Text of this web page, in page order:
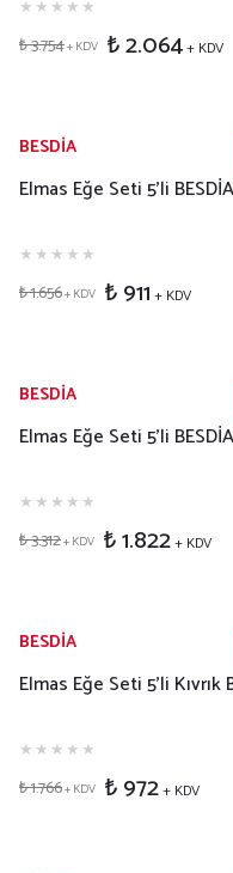
₺ 3.754+ KDV ₺ 2.064+ KDV
BESDİA
Elmas Eğe Seti 5'li
₺ 1.656+ KDV ₺ 911 + KDV
BESDİA
Elmas Eğe Seti 5'li
₺ 3.312+ KDV ₺ 1.822+ KDV
BESDİA
Elmas Eğe Seti 5'li Kıvrık
₺ 1.766+ KDV ₺ 972+ KDV